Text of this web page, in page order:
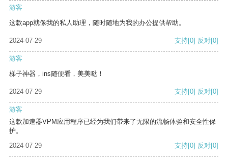
游客
这款app就像我的私人助理，随时随地为我的办公提供帮助。
2024-07-29 支持[0] 反对[0]
游客
梯子神器，ins随便看，美美哒！
2024-07-29 支持[0] 反对[0]
游客
这款加速器VPM应用程序已经为我们带来了无限的流畅体验和安全性保
护。
2024-07-29
支持[0] 反对[0]